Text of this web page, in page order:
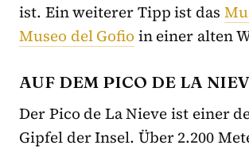
ist. Ein weiterer Tipp ist das
Museo del Gofio in einer alten
AUF DEM PICO DE LA
Der Pico de La Nieve ist einer
Gipfel der Insel. Über 2.200